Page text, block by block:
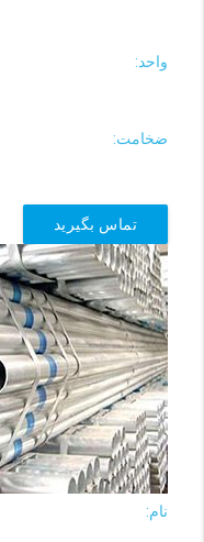
واحد:
ضخامت:
تماس بگیرید
نام: